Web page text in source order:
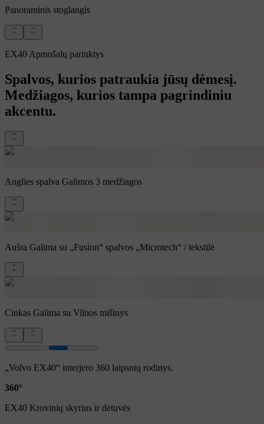
Panoraminis stoglangis
EX40 Apmušalų parinktys
Spalvos, kurios patraukia jūsų dėmesį.
Medžiagos, kurios tampa pagrindiniu
akcentu.
Anglies spalva Galimos 3 medžiagos
Aušra Galima su „Fusion“ spalvos „Microtech“ / tekstilė
Cinkas Galima su Vilnos mišinys
„Volvo EX40“ interjero 360 laipsnių rodinys.
360°
EX40 Krovinių skyrius ir dėtuvės